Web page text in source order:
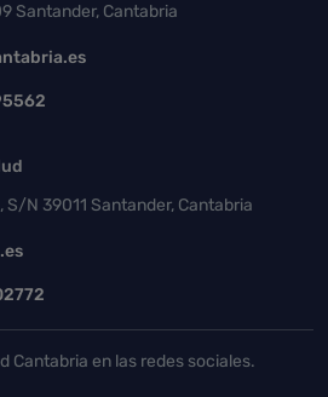
Santander, Cantabria
S/N 39011 Santander, Cantabria
Cantabria en las redes sociales.